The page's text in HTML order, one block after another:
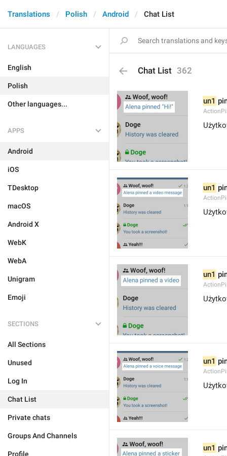
Translations Polish Android Chat List
LANGUAGES
English
Polish
Other languages...
APPS
Android
iOS
TDesktop
macOS
Android X
WebK
WebA
Unigram
Emoji
SECTIONS
All Sections
Unused
Log In
Chat List
Private chats
Groups And Channels
Profile
Chat List 362
un1
un1
un1
un1
un1